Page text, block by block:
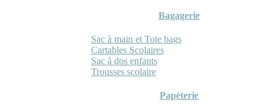
Bagagerie
Sac à main et Tote bags
Cartables Scolaires
Sac à dos enfants
Trousses scolaire
Papèterie